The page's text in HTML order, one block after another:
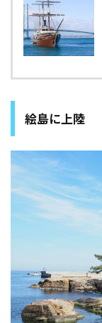
絵島に上陸